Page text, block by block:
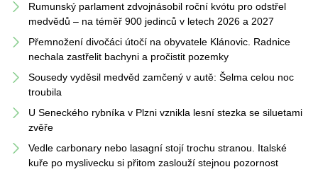
Rumunský parlament zdvojnásobil roční kvótu pro odstřel
medvědů – na téměř 900 jedinců v letech 2026 a 2027
Přemnožení divočáci útočí na obyvatele Klánovic. Radnice
nechala zastřelit bachyni a pročistit pozemky
Sousedy vyděsil medvěd zamčený v autě: Šelma celou noc
troubila
U Seneckého rybníka v Plzni vznikla lesní stezka se siluetami
zvěře
Vedle carbonary nebo lasagní stojí trochu stranou. Italské
kuře po myslivecku si přitom zaslouží stejnou pozornost